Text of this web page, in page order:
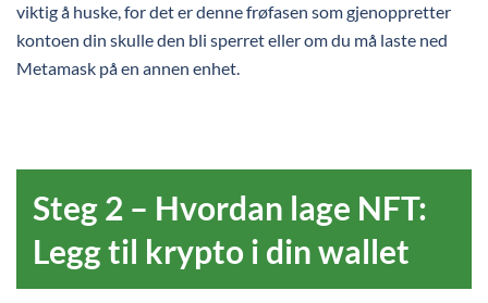
viktig å huske, for det er denne frøfasen som gjenoppretter
kontoen din skulle den bli sperret eller om du må laste ned
Metamask på en annen enhet.
Steg 2 – Hvordan lage NFT:
Legg til krypto i din wallet